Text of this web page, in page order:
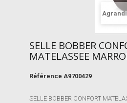
SELLE BOBBER
MATELASSEE
Référence A9700429
SELLE BOBBER CONFORT